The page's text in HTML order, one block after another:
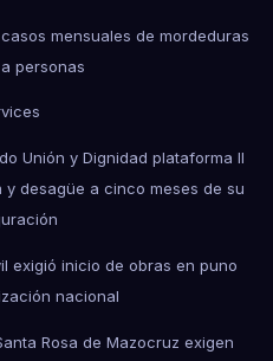
mensuales de mordeduras
personas
Unión y Dignidad plataforma II
desagüe a cinco meses de su
exigió inicio de obras en puno
nacional
Rosa de Mazocruz exigen